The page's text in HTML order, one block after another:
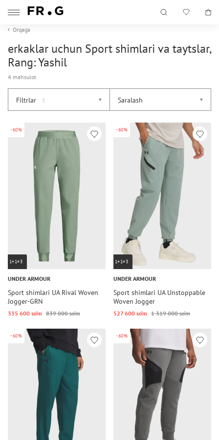
Orqaga
erkaklar uchun Sport shimlari va taytslar,
Rang: Yashil
4 mahsulot
Filtrlar 5 Saralash
-60%
1+1=3
UNDER ARMOUR
Sport shimlari UA Rival Woven
Jogger-GRN
335 600 so‘m 839 000 so‘m
-60%
1+1=3
UNDER ARMOUR
Sport shimlari UA Unstoppable
Woven Jogger
527 600 so‘m 1 319 000 so‘m
-60% -60%